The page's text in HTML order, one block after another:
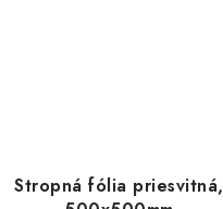
Stropná fólia priesvitná,